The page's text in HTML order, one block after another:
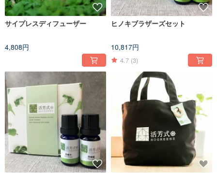
サイプレスディフューザー
4,808円
ヒノキブラザーズセット
10,817円
4.7 (3)